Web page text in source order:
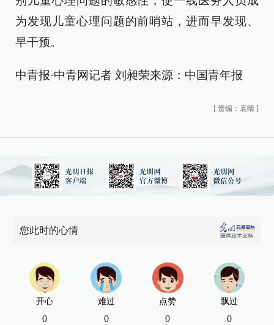
为发现儿童心理问题的前哨站，进而早发现、
早干预。
中青报·中青网记者 刘昶荣来源：中国青年报
[ 责编：袁晴 ]
您此时的心情
开心
0
难过
0
点赞
0
飘过
0